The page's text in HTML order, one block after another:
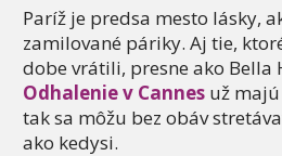
Paríž je predsa mesto lásky,
zamilované páriky. Aj tie,
dobe vrátili, presne ako Bella
Odhalenie v Cannes už majú
tak sa môžu bez obáv
ako kedysi.